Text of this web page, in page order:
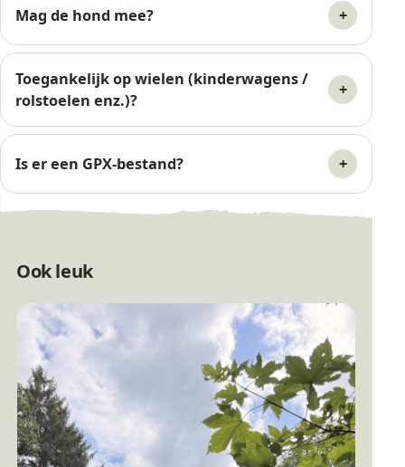
Mag de hond mee?
Toegankelijk op wielen (kinderwagens /
rolstoelen enz.)?
Is er een GPX-bestand?
Ook leuk